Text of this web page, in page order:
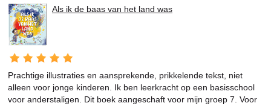
Als ik de baas van het land was
Prachtige illustraties en aansprekende, prikkelende tekst, niet
alleen voor jonge kinderen. Ik ben leerkracht op een basisschool
voor anderstaligen. Dit boek aangeschaft voor mijn groep 7. Voor